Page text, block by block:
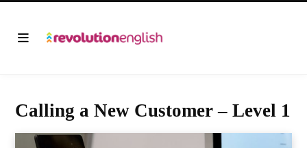
Calling a New Customer – Level 1